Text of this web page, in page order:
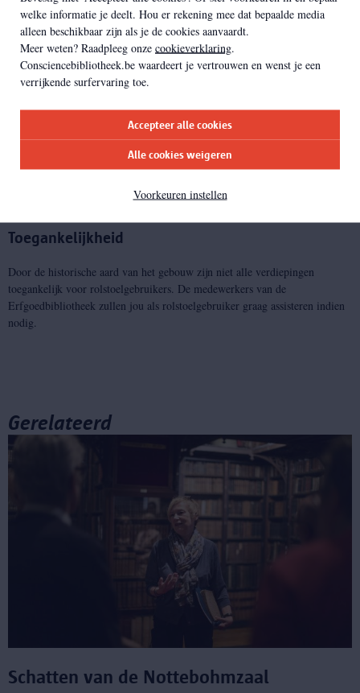
welke informatie je deelt. Hou er rekening mee dat bepaalde media
alleen beschikbaar zijn als je de cookies aanvaardt.
Meer weten? Raadpleeg onze cookieverklaring.
Consciencebibliotheek.be waardeert je vertrouwen en wenst je een
verrijkende surfervaring toe.
Accepteer alle cookies
Alle cookies weigeren
Voorkeuren instellen
Boek hier je groepsbezoek met gids
Hebt u nog vragen?
Voor vragen over dit groepsbezoek kan u terecht bij ons Team Booking.
booking@antwerpen.be
Toegankelijkheid
Door de historische aard van het gebouw zijn niet alle verdiepingen
toegankelijk voor rolstoelgebruikers. De medewerkers van de
Erfgoedbibliotheek zullen jou als rolstoelgebruiker graag assisteren indien
nodig.
Gerelateerd
Schatten van de Nottebohmzaal